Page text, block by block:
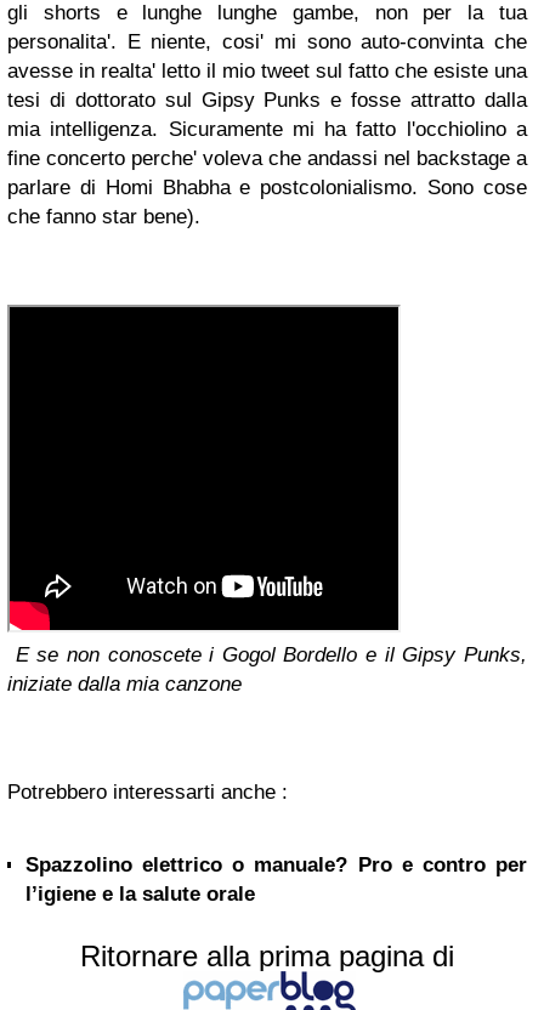
gli shorts e lunghe lunghe gambe, non per la tua
personalita'. E niente, cosi' mi sono auto-convinta che
avesse in realta' letto il mio tweet sul fatto che esiste una
tesi di dottorato sul Gipsy Punks e fosse attratto dalla
mia intelligenza. Sicuramente mi ha fatto l'occhiolino a
fine concerto perche' voleva che andassi nel backstage a
parlare di Homi Bhabha e postcolonialismo. Sono cose
che fanno star bene).
E se non conoscete i Gogol Bordello e il Gipsy Punks,
iniziate dalla mia canzone
Potrebbero interessarti anche :
Spazzolino elettrico o manuale? Pro e contro per
l’igiene e la salute orale
Ritornare alla prima pagina di